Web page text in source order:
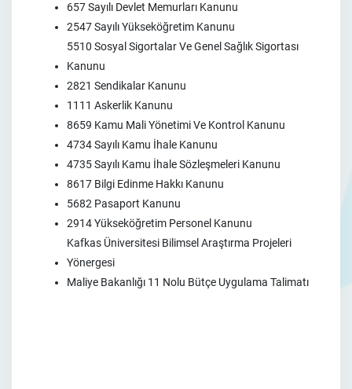
657 Sayılı Devlet Memurları Kanunu
2547 Sayılı Yükseköğretim Kanunu
5510 Sosyal Sigortalar Ve Genel Sağlık Sigortası
Kanunu
2821 Sendikalar Kanunu
1111 Askerlik Kanunu
8659 Kamu Mali Yönetimi Ve Kontrol Kanunu
4734 Sayılı Kamu İhale Kanunu
4735 Sayılı Kamu İhale Sözleşmeleri Kanunu
8617 Bilgi Edinme Hakkı Kanunu
5682 Pasaport Kanunu
2914 Yükseköğretim Personel Kanunu
Kafkas Üniversitesi Bilimsel Araştırma Projeleri
Yönergesi
Maliye Bakanlığı 11 Nolu Bütçe Uygulama Talimatı